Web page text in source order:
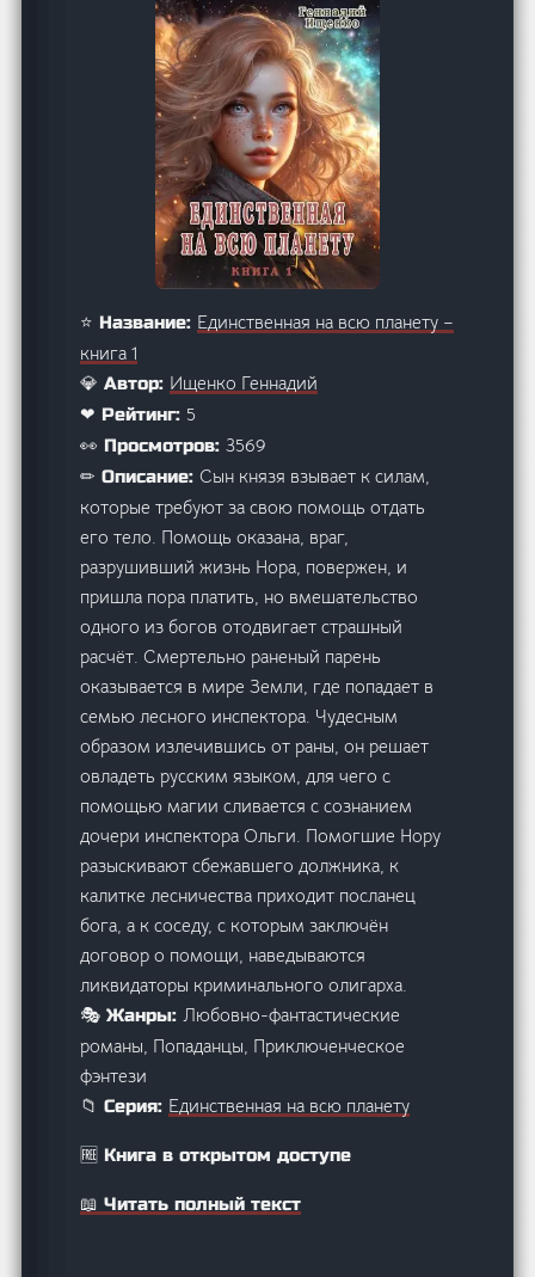
⭐ Название: Единственная на всю планету –
книга 1
💎 Автор: Ищенко Геннадий
❤ Рейтинг: 5
👀 Просмотров:3569
✏ Описание:Сын князя взывает к силам,
которые требуют за свою помощь отдать
его тело. Помощь оказана, враг,
разрушивший жизнь Нора, повержен, и
пришла пора платить, но вмешательство
одного из богов отодвигает страшный
расчёт. Смертельно раненый парень
оказывается в мире Земли, где попадает в
семью лесного инспектора. Чудесным
образом излечившись от раны, он решает
овладеть русским языком, для чего с
помощью магии сливается с сознанием
дочери инспектора Ольги. Помогшие Нору
разыскивают сбежавшего должника, к
калитке лесничества приходит посланец
бога, а к соседу, с которым заключён
договор о помощи, наведываются
ликвидаторы криминального олигарха.
🎭 Жанры:Любовно-фантастические
романы, Попаданцы, Приключенческое
фэнтези
📁 Серия: Единственная на всю планету
🆓 Книга в открытом доступе
📖 Читать полный текст